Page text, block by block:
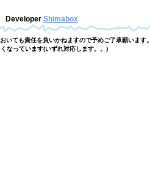
Developer Shimabox
ても責任を負いかねますので予めご了承願います。
なっています(いずれ対応します。。)